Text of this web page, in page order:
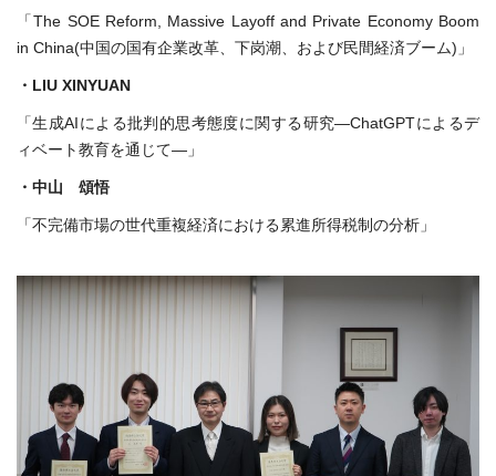
「The SOE Reform, Massive Layoff and Private Economy Boom
in China(中国の国有企業改革、下岗潮、および民間経済ブーム)」
・LIU XINYUAN
「生成AIによる批判的思考態度に関する研究—ChatGPTによるデ
ィベート教育を通じて—」
・中山 頌悟
「不完備市場の世代重複経済における累進所得税制の分析」